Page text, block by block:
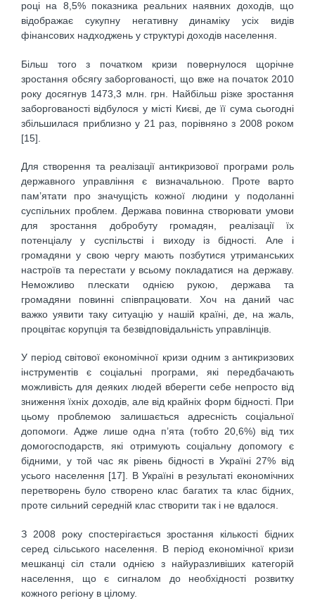
році на 8,5% показника реальних наявних доходів, що
відображає сукупну негативну динаміку усіх видів
фінансових надходжень у структурі доходів населення.
Більш того з початком кризи повернулося щорічне
зростання обсягу заборгованості, що вже на початок 2010
року досягнув 1473,3 млн. грн. Найбільш різке зростання
заборгованості відбулося у місті Києві, де її сума сьогодні
збільшилася приблизно у 21 раз, порівняно з 2008 роком
[15].
Для створення та реалізації антикризової програми роль
державного управління є визначальною. Проте варто
пам’ятати про значущість кожної людини у подоланні
суспільних проблем. Держава повинна створювати умови
для зростання добробуту громадян, реалізації їх
потенціалу у суспільстві і виходу із бідності. Але і
громадяни у свою чергу мають позбутися утриманських
настроїв та перестати у всьому покладатися на державу.
Неможливо плескати однією рукою, держава та
громадяни повинні співпрацювати. Хоч на даний час
важко уявити таку ситуацію у нашій країні, де, на жаль,
процвітає корупція та безвідповідальність управлінців.
У період світової економічної кризи одним з антикризових
інструментів є соціальні програми, які передбачають
можливість для деяких людей вберегти себе непросто від
зниження їхніх доходів, але від крайніх форм бідності. При
цьому проблемою залишається адресність соціальної
допомоги. Адже лише одна п’ята (тобто 20,6%) від тих
домогосподарств, які отримують соціальну допомогу є
бідними, у той час як рівень бідності в Україні 27% від
усього населення [17]. В Україні в результаті економічних
перетворень було створено клас багатих та клас бідних,
проте сильний середній клас створити так і не вдалося.
З 2008 року спостерігається зростання кількості бідних
серед сільського населення. В період економічної кризи
мешканці сіл стали однією з найуразливіших категорій
населення, що є сигналом до необхідності розвитку
кожного регіону в цілому.